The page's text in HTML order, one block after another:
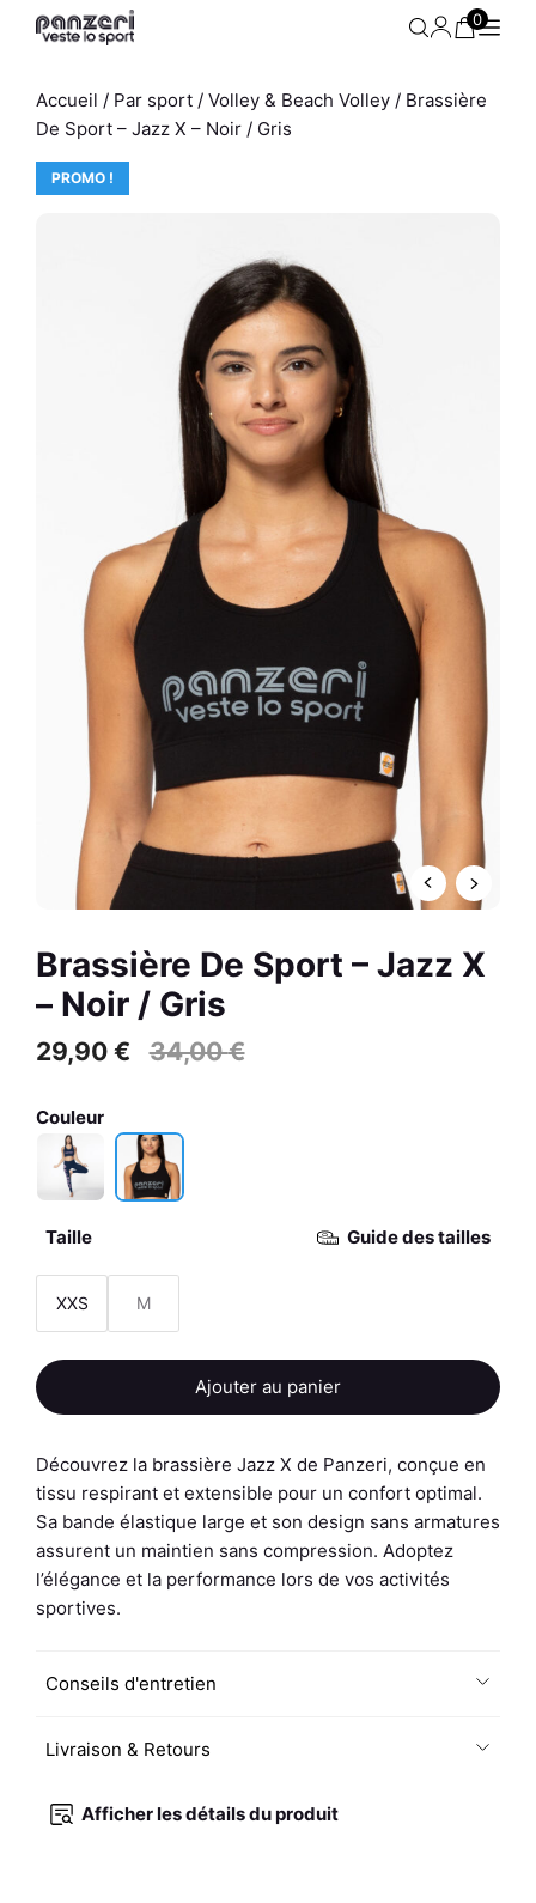
Jogging Homme - Park O -
Kaki / Beige
72,00€ +
Aller
0
Accueil / Par sport / Volley & Beach Volley / Brassière
De Sport – Jazz X – Noir / Gris
PROMO !
Brassière De Sport – Jazz X
– Noir / Gris
29,90 € 34,00€
Couleur
Taille Guide des tailles
XXS M
quantité
de
De
Sport
-
Jazz
X
-
Gris
Ajouter au panier
Découvrez la brassière Jazz X de Panzeri, conçue en
tissu respirant et extensible pour un confort optimal.
Sa bande élastique large et son design sans armatures
assurent un maintien sans compression. Adoptez
l’élégance et la performance lors de vos activités
sportives.
Conseils d'entretien
Livraison & Retours
Afficher les détails du produit